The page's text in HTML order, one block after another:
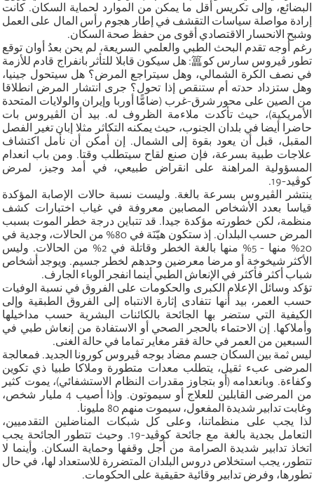
البضائع، وإلى تكريس أقل ما يمكن من الموارد لحماية السكان. كانت
إرادة مواصلة سياسات التقشف في إطار هجوم رأس المال على العمل
وشبح الانحسار الاقتصادي أقوى من حفظ صحة السكان.
رغم أوجه تقدم البحث الطبي والعلمي السريعة، لم يحن بعدُ أوان توقع
تطور ڤيروس سارس كو䉪: هل سيكون قابلا للتأثر بانفراج قادم للأزمة
في نصف الكرة الشمالي، وهل سيتراجع المرض؟ هل سيتحول جينيا،
وهل ستزداد حدته أم ستنقص إذا تحول؟ جرى انتشار المرض انطلاقا
من الصين على محور شرق-غرب (ضامًّا أوربا وإيران والولايات المتحدة
الأمريكية)، حيث تأكدت ملاءمة الظروف له. بيد أن الڤيروس بات
حاضرا أيضا في بلدان الجنوب، حيث يمكنه التكاثر مثلا إبان تغير الفصل
المقبل، قبل أن يعود بقوة إلى الشمال. إن أمكن أن نأمل اكتشاف
علاجات طبية بسرعة، فإن صنع لقاح سيتطلب وقتا. ومن باب انعدام
المسؤولية المراهنة على انقراض طبيعي، في أمد وجيز، لمرض
كوڤيد-19.
ينتشر الڤيروس بسرعة بالغة. وليست نسبة حالات الإصابة المؤكدة
قياسا بعدد الأشخاص المصابين معروفة في غياب اختبارات كشف
منظمة، لكن خطورته مؤكدة جيدا. قد تتباين درجة خطر الموت بسبب
المرض حسب البلدان. إذ ستكون هيّنَة في 80% من الحالات، وجدية في
20% منها - 5% منها بالغة الخطر وقاتلة في 2% من الحالات. وليس
الأكثر شيخوخة أو مرضا معرضين وحدهم لخطر جسيم. ويوجد أشخاص
شباب أكثر فأكثر في الإنعاش الطبي أينما انفجر الوباء الجارف.
تؤكد وسائل الإعلام الكبرى والحكومات على الفروق في نسبة الوفيات
حسب العمر، بيد أنها تتفادى إثارة الانتباه إلى الفروق الطبقية وإلى
الكيفية التي ستضر بها الجائحة بالكائنات البشرية حسب مداخيلها
وأملاكها. إن الاحتماء بالحجر الصحي أو الاستفادة من إنعاش طبي في
السبعين من العمر في حالة فقر مغاير تماما في حالة الغنى.
ليس ثمة بين السكان جسم مضاد بوجه ڤيروس كورونا الجديد. فمعالجة
المرضى عبء ثقيل، يتطلب معدات متطورة وملاكا طبيا ذي تكوين
وكفاءة. وبانعدامه (أو بتجاوز مقدرات النظام الاستشفائي)، يموت كثير
من المرضى القابلين للعلاج أو سيموتون. وإذا أصيب 4 مليار شخص،
وغابت تدابير شديدة المفعول، سيموت منهم 80 مليونا.
لذا يجب على منظماتنا، وعلى كل شبكات المناضلين التقدميين،
التعامل بجدية بالغة مع جائحة كوڤيد-19. وحيث تتطور الجائحة يجب
اتخاذ تدابير شديدة الصرامة من أجل وقفها وحماية السكان. وأينما لا
تتطور، يجب استخلاص دروس البلدان المتضررة للاستعداد لها، في حال
تطورها، وفرض تدابير وقائية حقيقية على الحكومات.